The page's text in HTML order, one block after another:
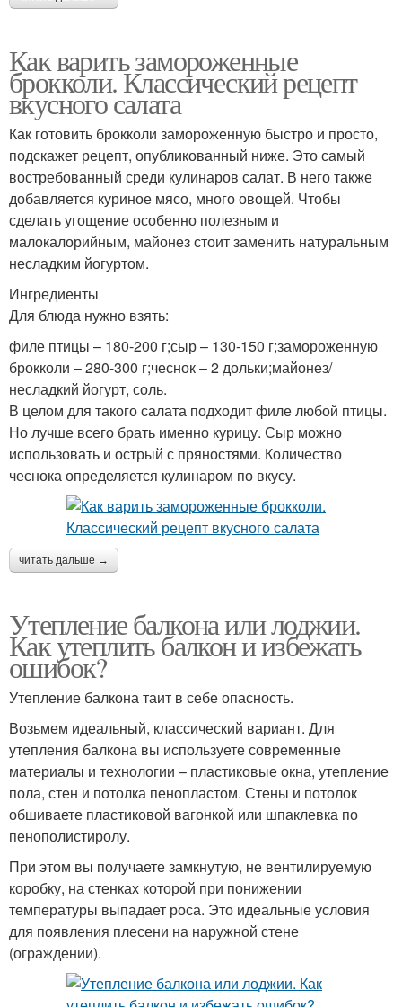
Как варить замороженные
брокколи. Классический рецепт
вкусного салата
Как готовить брокколи замороженную быстро и просто,
подскажет рецепт, опубликованный ниже. Это самый
востребованный среди кулинаров салат. В него также
добавляется куриное мясо, много овощей. Чтобы
сделать угощение особенно полезным и
малокалорийным, майонез стоит заменить натуральным
несладким йогуртом.
Ингредиенты
Для блюда нужно взять:
филе птицы – 180-200 г;сыр – 130-150 г;замороженную
брокколи – 280-300 г;чеснок – 2 дольки;майонез/
несладкий йогурт, соль.
В целом для такого салата подходит филе любой птицы.
Но лучше всего брать именно курицу. Сыр можно
использовать и острый с пряностями. Количество
чеснока определяется кулинаром по вкусу.
читать дальше →
Утепление балкона или лоджии.
Как утеплить балкон и избежать
ошибок?
Утепление балкона таит в себе опасность.
Возьмем идеальный, классический вариант. Для
утепления балкона вы используете современные
материалы и технологии – пластиковые окна, утепление
пола, стен и потолка пенопластом. Стены и потолок
обшиваете пластиковой вагонкой или шпаклевка по
пенополистиролу.
При этом вы получаете замкнутую, не вентилируемую
коробку, на стенках которой при понижении
температуры выпадает роса. Это идеальные условия
для появления плесени на наружной стене
(ограждении).